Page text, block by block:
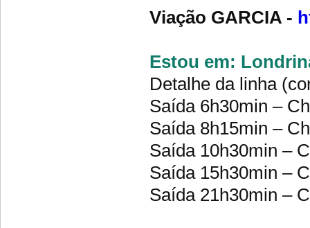
Viação GARCIA -
Estou em:
Detalhe da linha
Saída 6h30min –
Saída 8h15min –
Saída 10h30min –
Saída 15h30min –
Saída 21h30min –